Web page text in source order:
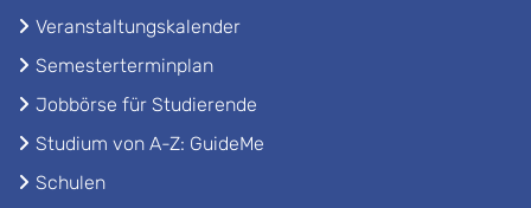
Veranstaltungskalender
Semesterterminplan
Jobbörse für Studierende
Studium von A-Z: GuideMe
Schulen